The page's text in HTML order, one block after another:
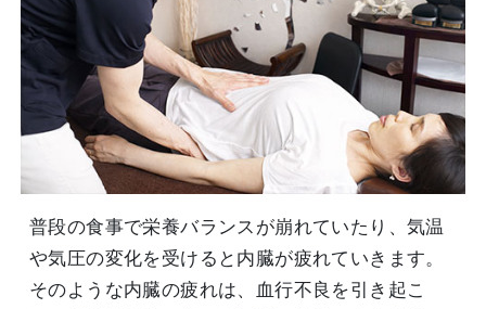
普段の食事で栄養バランスが崩れていたり、気温
や気圧の変化を受けると内臓が疲れていきます。
そのような内臓の疲れは、血行不良を引き起こ